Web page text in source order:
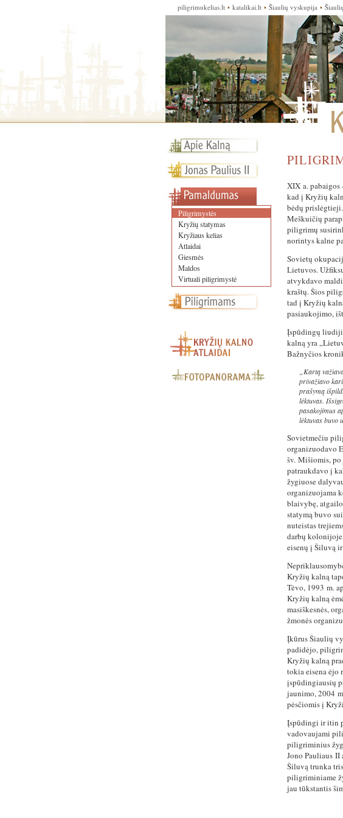
piligrimukelias.lt ▪ katalikai.lt ▪ Šiaulių vyskupija ▪
Piligrimystės
Kryžių statymas
Kryžiaus kelias
Atlaidai
Giesmės
Maldos
Virtuali piligrimystė
XIX a. pabaigos
kad į Kryžių
bėdų
Meškuičių
piligrimų
norintys kalne
Sovietų
Lietuvos.
atvykdavo
kraštų. Šios
tad į Kryžių
pasiaukojimo,
Įspūdingų
kalną yra
Bažnyčios
„Kartą
privažiavo
prašymą
lėktuvas.
pasakojimus
lėktuvas buvo
Sovietmečiu
organizuodavo
šv. Mišiomis,
patraukdavo į
žygiuose
organizuojama
blaivybę,
statymą buvo
nuteistas
darbų
eisenų į Šiluvą
Kryžių kalną
Tėvo, 1993 m.
Kryžių kalną
masiškesnės,
žmonės
Įkūrus Šiaulių
padidėjo,
Kryžių kalną
tokia eisena ėjo
įspūdingiausių
jaunimo, 2004
pėsčiomis į
Įspūdingi ir itin
vadovaujami
piligriminius
Jono Pauliaus
Šiluvą trunka
piligriminiame
jau tūkstantis